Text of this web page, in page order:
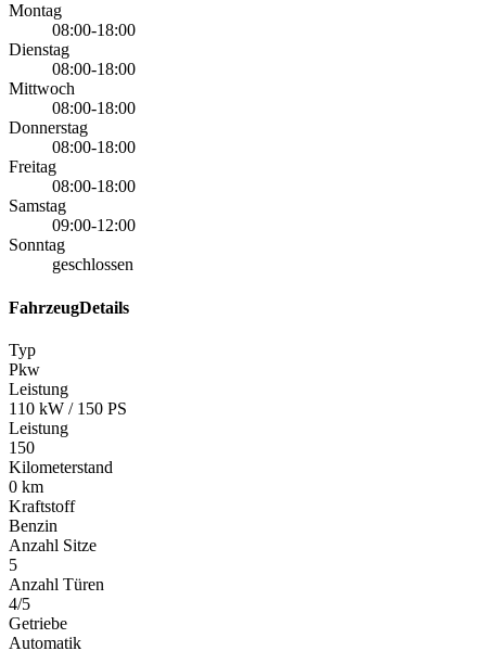
Montag
08:00-18:00
Dienstag
08:00-18:00
Mittwoch
08:00-18:00
Donnerstag
08:00-18:00
Freitag
08:00-18:00
Samstag
09:00-12:00
Sonntag
geschlossen
FahrzeugDetails
Typ
Pkw
Leistung
110 kW / 150 PS
Leistung
150
Kilometerstand
0 km
Kraftstoff
Benzin
Anzahl Sitze
5
Anzahl Türen
4/5
Getriebe
Automatik